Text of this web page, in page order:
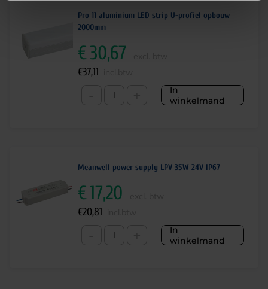
Pro 11 aluminium LED strip U-profiel opbouw
2000mm
In
winkelmand
€30,67
€37,11
Meanwell power supply LPV 35W 24V IP67
In
winkelmand
€17,20
€20,81